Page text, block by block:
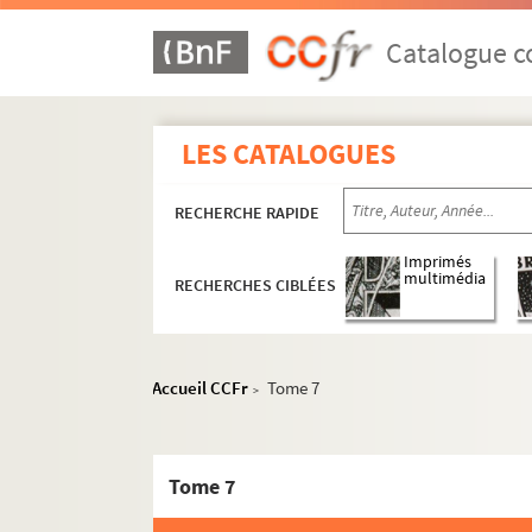
Catalogue
LES CATALOGUES
RECHERCHE RAPIDE
RECHERCHES CIBLÉES
Imprimés
multimédia
Accueil CCFr > Tome 7
Tome 7
Ms. 843. Wetten ende costumen van de stede,